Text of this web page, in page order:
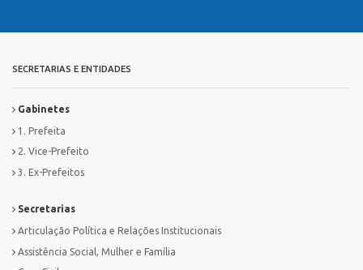
SECRETARIAS E ENTIDADES
Gabinetes
1. Prefeita
2. Vice-Prefeito
3. Ex-Prefeitos
Secretarias
Articulação Política e Relações Institucionais
Assistência Social, Mulher e Família